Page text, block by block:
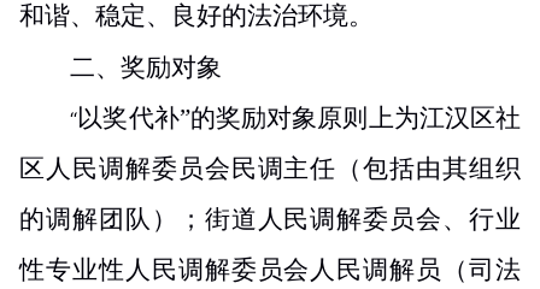
和谐、稳定、良好的法治环境。
二、奖励对象
“以奖代补”的奖励对象原则上为江汉区社
区人民调解委员会民调主任（包括由其组织
的调解团队）；街道人民调解委员会、行业
性专业性人民调解委员会人民调解员（司法